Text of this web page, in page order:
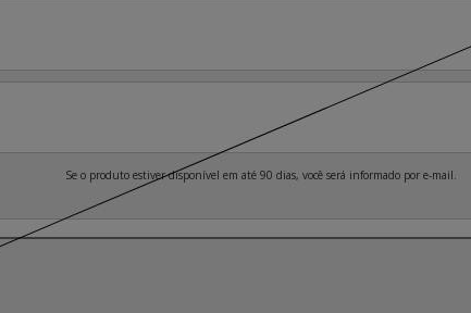
Se o produto estiver disponível em até 90 dias, você será informado por e-mail.